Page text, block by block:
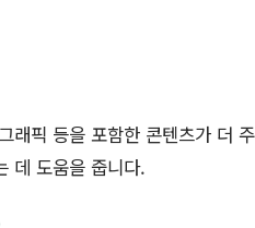
래픽 등을 포함한 콘텐츠가 더
데 도움을 줍니다.